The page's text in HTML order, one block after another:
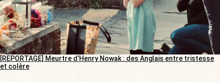
[REPORTAGE] Meurtre d’Henry Nowak : des Anglais entre tristesse
et colère